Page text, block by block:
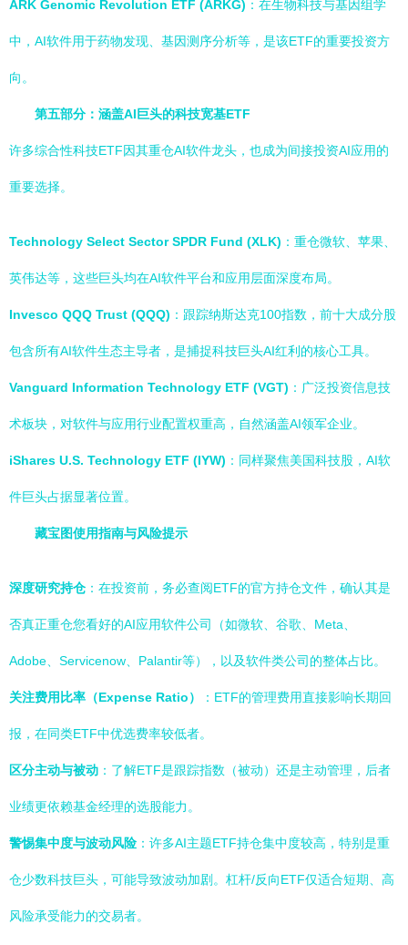
ARK Genomic Revolution ETF (ARKG) ：在生物科技与基因组学
中，AI软件用于药物发现、基因测序分析等，是该ETF的重要投资方
向。
第五部分：涵盖AI巨头的科技宽基ETF
许多综合性科技ETF因其重仓AI软件龙头，也成为间接投资AI应用的
重要选择。
Technology Select Sector SPDR Fund (XLK) ：重仓微软、苹果、
英伟达等，这些巨头均在AI软件平台和应用层面深度布局。
Invesco QQQ Trust (QQQ) ：跟踪纳斯达克100指数，前十大成分股
包含所有AI软件生态主导者，是捕捉科技巨头AI红利的核心工具。
Vanguard Information Technology ETF (VGT) ：广泛投资信息技
术板块，对软件与应用行业配置权重高，自然涵盖AI领军企业。
iShares U.S. Technology ETF (IYW) ：同样聚焦美国科技股，AI软
件巨头占据显著位置。
藏宝图使用指南与风险提示
深度研究持仓 ：在投资前，务必查阅ETF的官方持仓文件，确认其是
否真正重仓您看好的AI应用软件公司（如微软、谷歌、Meta、
Adobe、Servicenow、Palantir等），以及软件类公司的整体占比。
关注费用比率（Expense Ratio） ：ETF的管理费用直接影响长期回
报，在同类ETF中优选费率较低者。
区分主动与被动 ：了解ETF是跟踪指数（被动）还是主动管理，后者
业绩更依赖基金经理的选股能力。
警惕集中度与波动风险 ：许多AI主题ETF持仓集中度较高，特别是重
仓少数科技巨头，可能导致波动加剧。杠杆/反向ETF仅适合短期、高
风险承受能力的交易者。